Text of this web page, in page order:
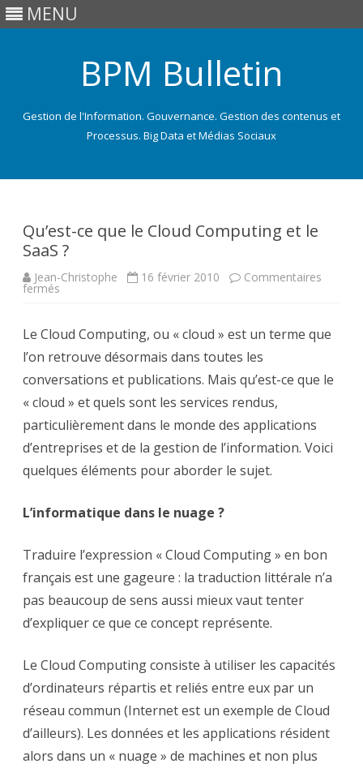
MENU
BPM Bulletin
Gestion de l'Information. Gouvernance. Gestion des contenus et
Processus. Big Data et Médias Sociaux
Qu’est-ce que le Cloud Computing et le
SaaS ?
Jean-Christophe 16 février 2010 Commentaires
fermés
le
Cloud
Computing
et
le
SaaS
?
Le Cloud Computing, ou « cloud » est un terme que
l’on retrouve désormais dans toutes les
conversations et publications. Mais qu’est-ce que le
« cloud » et quels sont les services rendus,
particulièrement dans le monde des applications
d’entreprises et de la gestion de l’information. Voici
quelques éléments pour aborder le sujet.
L’informatique dans le nuage ?
Traduire l’expression « Cloud Computing » en bon
français est une gageure : la traduction littérale n’a
pas beaucoup de sens aussi mieux vaut tenter
d’expliquer ce que ce concept représente.
Le Cloud Computing consiste à utiliser les capacités
d’ordinateurs répartis et reliés entre eux par un
réseau commun (Internet est un exemple de Cloud
d’ailleurs). Les données et les applications résident
alors dans un « nuage » de machines et non plus